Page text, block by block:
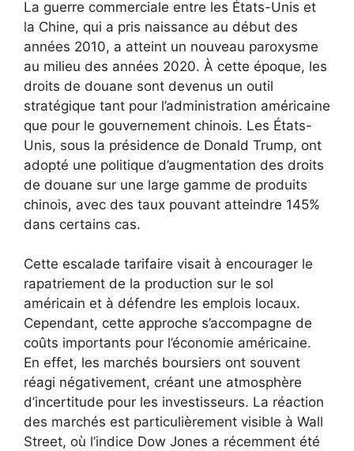
La guerre commerciale entre les États-Unis et
la Chine, qui a pris naissance au début des
années 2010, a atteint un nouveau paroxysme
au milieu des années 2020. À cette époque, les
droits de douane sont devenus un outil
stratégique tant pour l’administration américaine
que pour le gouvernement chinois. Les États-
Unis, sous la présidence de Donald Trump, ont
adopté une politique d’augmentation des droits
de douane sur une large gamme de produits
chinois, avec des taux pouvant atteindre 145%
dans certains cas.
Cette escalade tarifaire visait à encourager le
rapatriement de la production sur le sol
américain et à défendre les emplois locaux.
Cependant, cette approche s’accompagne de
coûts importants pour l’économie américaine.
En effet, les marchés boursiers ont souvent
réagi négativement, créant une atmosphère
d’incertitude pour les investisseurs. La réaction
des marchés est particulièrement visible à Wall
Street, où l’indice Dow Jones a récemment été